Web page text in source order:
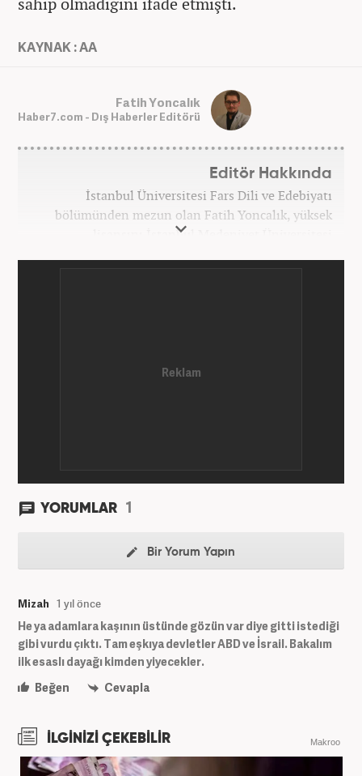
KAYNAK : AA
Fatih Yoncalık
Haber7.com - Dış Haberler Editörü
Editör Hakkında
İstanbul Üniversitesi Fars Dili ve Edebiyatı
bölümünden mezun olan Fatih Yoncalık, yüksek
lisansını İstanbul Medeniyet Üniversitesi
AKŞAM Gazetesi’nde başlayan Yoncalık, Eylül
YORUMLAR 1
Bir Yorum Yapın
Mizah 1 yıl önce
He ya adamlara kaşının üstünde gözün var diye gitti istediği
gibi vurdu çıktı. Tam eşkıya devletler ABD ve İsrail. Bakalım
ilk esaslı dayağı kimden yiyecekler.
Beğen
Cevapla
İLGİNİZİ ÇEKEBİLİR Makroo